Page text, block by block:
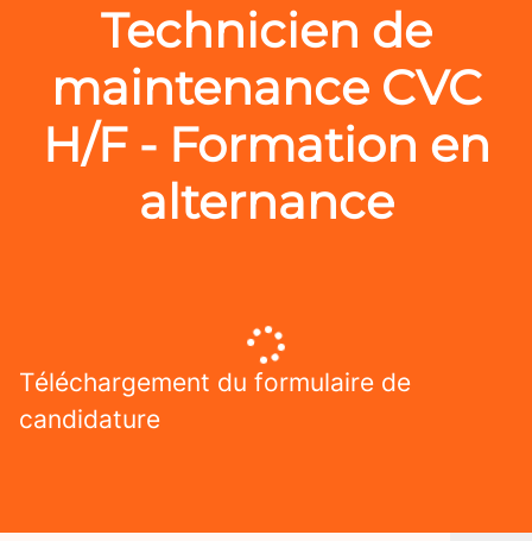
Technicien de
maintenance CVC
H/F - Formation en
alternance
Téléchargement du formulaire de
candidature